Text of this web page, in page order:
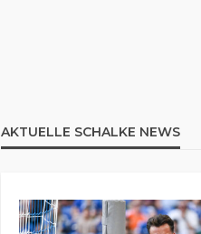
AKTUELLE SCHALKE NEWS